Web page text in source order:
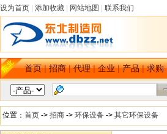
设为首页 添加收藏 网站地图 联系我们
首页|招商|代理|企业|产品|求购
位置： 首页 -> 招商 -> 环保设备 -> 其它环保设备